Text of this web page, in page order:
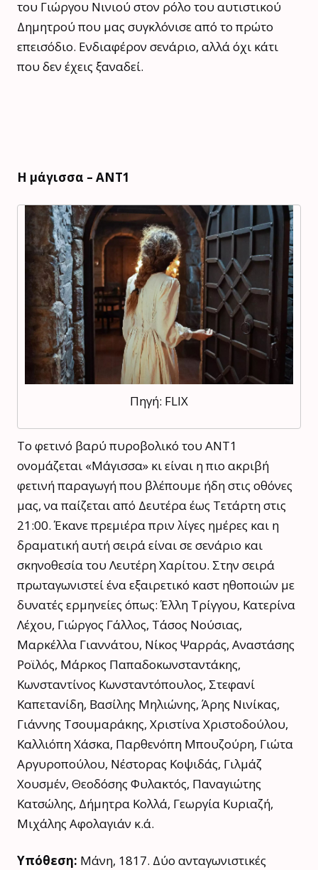
του Γιώργου Νινιού στον ρόλο του αυτιστικού
Δημητρού που μας συγκλόνισε από το πρώτο
επεισόδιο. Ενδιαφέρον σενάριο, αλλά όχι κάτι
που δεν έχεις ξαναδεί.
Η μάγισσα – ΑΝΤ1
Πηγή: FLIX
Το φετινό βαρύ πυροβολικό του ΑΝΤ1
ονομάζεται «Μάγισσα» κι είναι η πιο ακριβή
φετινή παραγωγή που βλέπουμε ήδη στις οθόνες
μας, να παίζεται από Δευτέρα έως Τετάρτη στις
21:00. Έκανε πρεμιέρα πριν λίγες ημέρες και η
δραματική αυτή σειρά είναι σε σενάριο και
σκηνοθεσία του Λευτέρη Χαρίτου. Στην σειρά
πρωταγωνιστεί ένα εξαιρετικό καστ ηθοποιών με
δυνατές ερμηνείες όπως: Έλλη Τρίγγου, Κατερίνα
Λέχου, Γιώργος Γάλλος, Τάσος Νούσιας,
Μαρκέλλα Γιαννάτου, Νίκος Ψαρράς, Αναστάσης
Ροϊλός, Μάρκος Παπαδοκωνσταντάκης,
Κωνσταντίνος Κωνσταντόπουλος, Στεφανί
Καπετανίδη, Βασίλης Μηλιώνης, Άρης Νινίκας,
Γιάννης Τσουμαράκης, Χριστίνα Χριστοδούλου,
Καλλιόπη Χάσκα, Παρθενόπη Μπουζούρη, Γιώτα
Αργυροπούλου, Νέστορας Κοψιδάς, Γιλμάζ
Χουσμέν, Θεοδόσης Φυλακτός, Παναγιώτης
Κατσώλης, Δήμητρα Κολλά, Γεωργία Κυριαζή,
Μιχάλης Αφολαγιάν κ.ά.
Υπόθεση: Μάνη, 1817. Δύο ανταγωνιστικές